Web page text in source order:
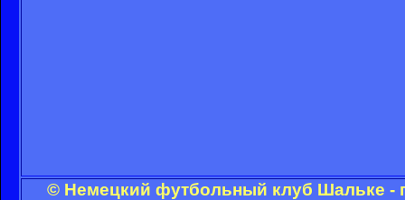
© Немецкий футбольный клуб Шальке -